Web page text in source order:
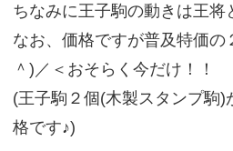
ちなみに王子駒の動きは王将
なお、価格ですが普及特価の
＾)／＜おそらく今だけ！！
(王子駒２個(木製スタンプ駒)
格です♪)